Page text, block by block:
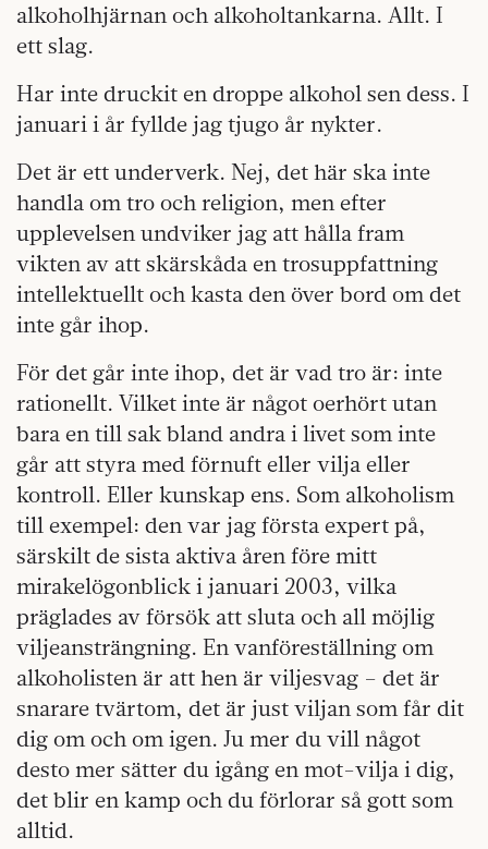
alkoholhjärnan och alkoholtankarna. Allt. I
ett slag.
Har inte druckit en droppe alkohol sen dess. I
januari i år fyllde jag tjugo år nykter.
Det är ett underverk. Nej, det här ska inte
handla om tro och religion, men efter
upplevelsen undviker jag att hålla fram
vikten av att skärskåda en trosuppfattning
intellektuellt och kasta den över bord om det
inte går ihop.
För det går inte ihop, det är vad tro är: inte
rationellt. Vilket inte är något oerhört utan
bara en till sak bland andra i livet som inte
går att styra med förnuft eller vilja eller
kontroll. Eller kunskap ens. Som alkoholism
till exempel: den var jag första expert på,
särskilt de sista aktiva åren före mitt
mirakelögonblick i januari 2003, vilka
präglades av försök att sluta och all möjlig
viljeansträngning. En vanföreställning om
alkoholisten är att hen är viljesvag – det är
snarare tvärtom, det är just viljan som får dit
dig om och om igen. Ju mer du vill något
desto mer sätter du igång en mot-vilja i dig,
det blir en kamp och du förlorar så gott som
alltid.